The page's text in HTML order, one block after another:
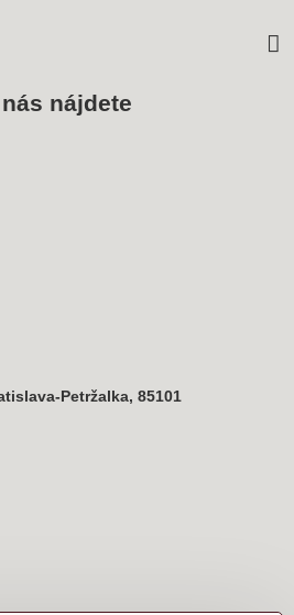
nájdete
Petržalka, 85101